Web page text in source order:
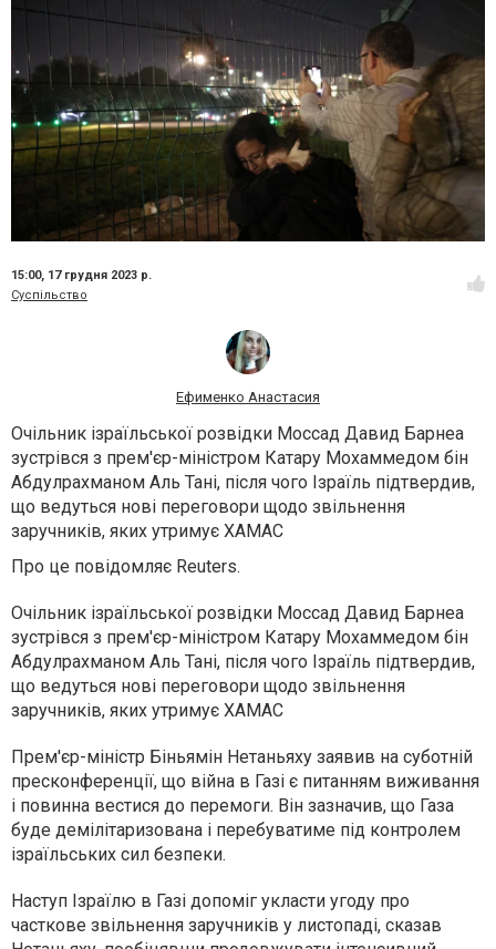
15:00, 17 грудня 2023 р.
Суспільство
Ефименко Анастасия
Очільник ізраїльської розвідки Моссад Давид Барнеа
зустрівся з прем'єр-міністром Катару Мохаммедом бін
Абдулрахманом Аль Тані, після чого Ізраїль підтвердив,
що ведуться нові переговори щодо звільнення
заручників, яких утримує ХАМАС
Про це повідомляє Reuters.
Очільник ізраїльської розвідки Моссад Давид Барнеа
зустрівся з прем'єр-міністром Катару Мохаммедом бін
Абдулрахманом Аль Тані, після чого Ізраїль підтвердив,
що ведуться нові переговори щодо звільнення
заручників, яких утримує ХАМАС
Прем'єр-міністр Біньямін Нетаньяху заявив на суботній
пресконференції, що війна в Газі є питанням виживання
і повинна вестися до перемоги. Він зазначив, що Газа
буде демілітаризована і перебуватиме під контролем
ізраїльських сил безпеки.
Наступ Ізраїлю в Газі допоміг укласти угоду про
часткове звільнення заручників у листопаді, сказав